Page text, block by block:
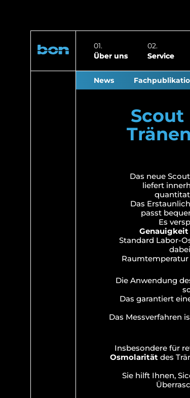
Über uns Service
News
Scout
Das neue
liefert
Das
passt
Es
Genauigkeit
Standard Labor-
Die Anwendung
Das garantiert
Das Messverfahren
Insbesondere für
Osmolaritätdes
Sie hilft Ihnen,